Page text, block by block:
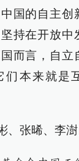
国的自主创
持在开放中
而言，自立
们本来就是
、张晞、李澍